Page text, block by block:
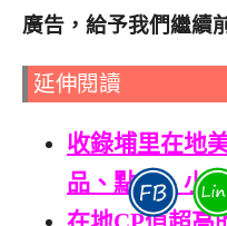
廣告，給予我們繼續
延伸閱讀
收錄埔里在地
品、點心、小